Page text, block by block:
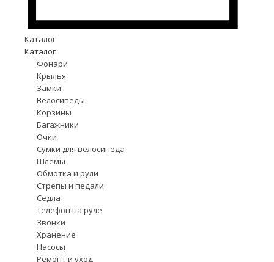
Каталог
Каталог
Фонари
Крылья
Замки
Велосипеды
Корзины
Багажники
Очки
Сумки для велосипеда
Шлемы
Обмотка и рули
Стрепы и педали
Седла
Телефон на руле
Звонки
Хранение
Насосы
Ремонт и уход